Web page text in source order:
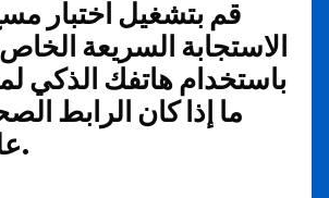
قم بتشغيل اختبار
الاستجابة السريعة
ما إذا كان الرابط
على شاشتك.